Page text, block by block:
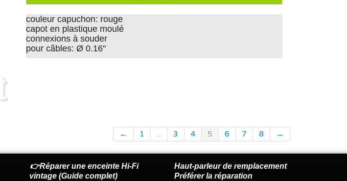
couleur capuchon: rouge
capot en plastique moulé
connexions à souder
pour câbles: Ø 0.16"
← 1 ... 3 4 5 6 7 8 →
👉Réparer une enceinte Hi-Fi
vintage (Guide complet)
Haut-parleur de remplacement
Préférer la réparation